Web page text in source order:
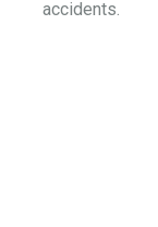
accidents.